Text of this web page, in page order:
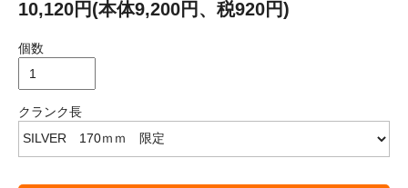
10,120円(本体9,200円、税920円)
個数
クランク長